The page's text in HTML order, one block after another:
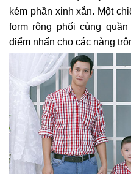
kém phần xinh xắn. Một
form rộng phối cùng
điểm nhấn cho các nàng